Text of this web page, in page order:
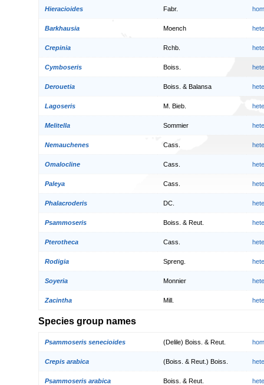
Hieracioides Fabr.
Barkhausia Moench
Crepinia Rchb.
Cymboseris Boiss.
Derouetia Boiss. & Balansa
Lagoseris M. Bieb.
Melitella Sommier
Nemauchenes Cass.
Omalocline Cass.
Paleya Cass.
Phalacroderis DC.
Psammoseris Boiss. & Reut.
Pterotheca Cass.
Rodigia Spreng.
Soyeria Monnier
Zacintha Mill.
Species group names
Psammoseris senecioides (Delile) Boiss. & Reut.
Crepis arabica (Boiss. & Reut.) Boiss.
Psammoseris arabica Boiss. & Reut.